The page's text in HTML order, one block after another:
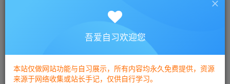
最新广告掘金，0撸天花板，不养机，独家满包技术 一
小时50+，矩阵操作单日轻松5张【揭秘】
吾爱自习欢迎您
本站仅做网站功能与自习展示，所有内容均永久免费提供，资源
来源于网络收集或站长手记，仅供自行学习。